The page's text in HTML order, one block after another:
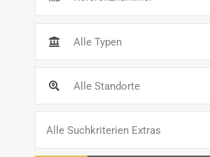
Alle Typen
Alle Standorte
Alle Suchkriterien Extras